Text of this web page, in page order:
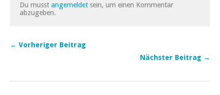
Du musst angemeldet sein, um einen Kommentar
abzugeben.
← Vorheriger Beitrag
Nächster Beitrag →